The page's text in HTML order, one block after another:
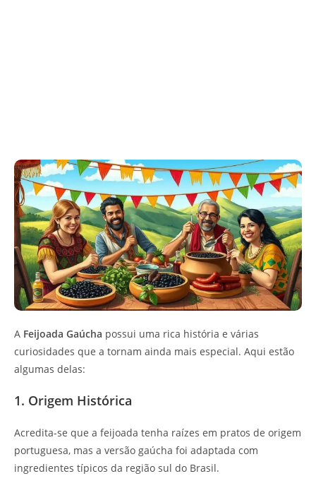
A Feijoada Gaúcha possui uma rica história e várias
curiosidades que a tornam ainda mais especial. Aqui estão
algumas delas:
1. Origem Histórica
Acredita-se que a feijoada tenha raízes em pratos de origem
portuguesa, mas a versão gaúcha foi adaptada com
ingredientes típicos da região sul do Brasil.